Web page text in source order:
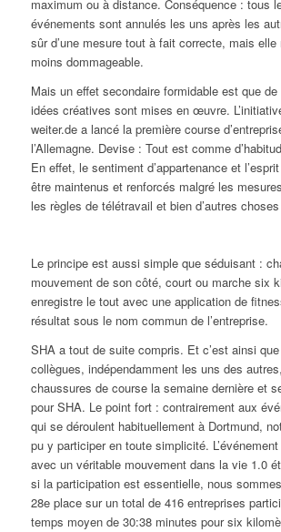
maximum ou à distance. Conséquence : tous
événements sont annulés les uns après les
sûr d’une mesure tout à fait correcte, mais elle
moins dommageable.
Mais un effet secondaire formidable est que de
idées créatives sont mises en œuvre.
weiter.de a lancé la première course
l’Allemagne. Devise : Tout est comme
En effet, le sentiment d’appartenance et
être maintenus et renforcés malgré les
les règles de télétravail et bien d’autres
Le principe est aussi simple que séduisant :
mouvement de son côté, court ou marche six
enregistre le tout avec une application de
résultat sous le nom commun de l’entreprise.
SHA a tout de suite compris. Et c’est ainsi
collègues, indépendamment les uns des
chaussures de course la semaine dernière et
pour SHA. Le point fort : contrairement aux
qui se déroulent habituellement à Dortmund,
pu y participer en toute simplicité. L’événement
avec un véritable mouvement dans la vie 1.0
si la participation est essentielle, nous
28e place sur un total de 416 entreprises
temps moyen de 30:38 minutes pour six